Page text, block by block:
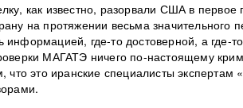
как известно, разорвали США в первое
на протяжении весьма значительного
информацией, где-то достоверной, а где-
МАГАТЭ ничего по-настоящему
что это иранские специалисты экспертам